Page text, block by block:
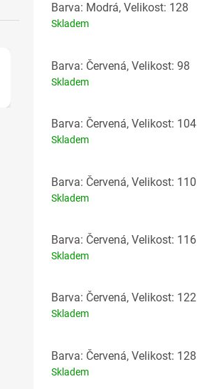
Barva: Modrá, Velikost: 128
Skladem
Barva: Červená, Velikost: 98
Skladem
Barva: Červená, Velikost: 104
Skladem
Barva: Červená, Velikost: 110
Skladem
Barva: Červená, Velikost: 116
Skladem
Barva: Červená, Velikost: 122
Skladem
Barva: Červená, Velikost: 128
Skladem